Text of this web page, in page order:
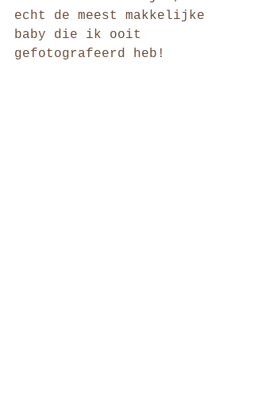
echt de meest makkelijke
baby die ik ooit
gefotografeerd heb!